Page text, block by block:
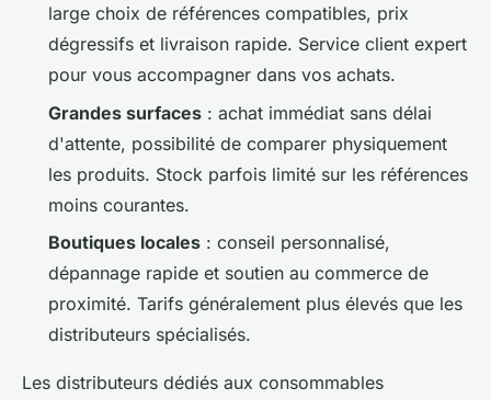
large choix de références compatibles, prix
dégressifs et livraison rapide. Service client expert
pour vous accompagner dans vos achats.
Grandes surfaces : achat immédiat sans délai
d'attente, possibilité de comparer physiquement
les produits. Stock parfois limité sur les références
moins courantes.
Boutiques locales : conseil personnalisé,
dépannage rapide et soutien au commerce de
proximité. Tarifs généralement plus élevés que les
distributeurs spécialisés.
Les distributeurs dédiés aux consommables